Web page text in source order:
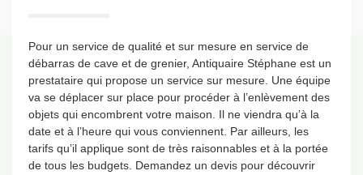
Pour un service de qualité et sur mesure en service de
débarras de cave et de grenier, Antiquaire Stéphane est un
prestataire qui propose un service sur mesure. Une équipe
va se déplacer sur place pour procéder à l’enlèvement des
objets qui encombrent votre maison. Il ne viendra qu’à la
date et à l’heure qui vous conviennent. Par ailleurs, les
tarifs qu’il applique sont de très raisonnables et à la portée
de tous les budgets. Demandez un devis pour découvrir